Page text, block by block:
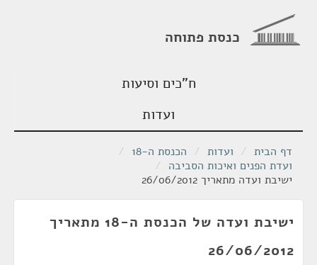
כנסת פתוחה
ח"כים וסיעות
ועדות
דף הבית / ועדות / הכנסת ה-18
/
ועדת הפנים ואיכות הסביבה /
ישיבת ועדה מתאריך 26/06/2012
ישיבת ועדה של הכנסת ה-18 מתאריך
26/06/2012